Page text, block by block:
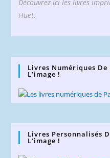
Découvrez ici les livres
Huet.
Livres Numériques
L’image !
Livres Personnalisés
L’image !